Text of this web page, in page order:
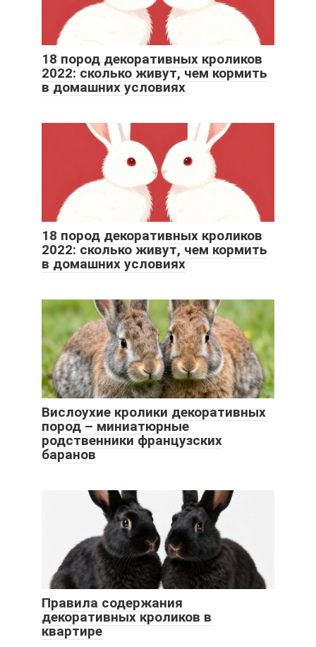
18 пород декоративных кроликов
2022: сколько живут, чем кормить
в домашних условиях
18 пород декоративных кроликов
2022: сколько живут, чем кормить
в домашних условиях
Вислоухие кролики декоративных
пород – миниатюрные
родственники французских
баранов
Правила содержания
декоративных кроликов в
квартире